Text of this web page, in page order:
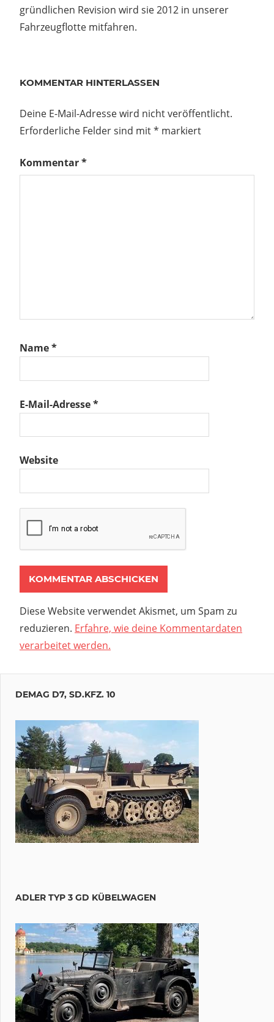
gründlichen Revision wird sie 2012 in unserer
Fahrzeugflotte mitfahren.
Beitragsnavigation
KOMMENTAR HINTERLASSEN
Deine E-Mail-Adresse wird nicht veröffentlicht.
Erforderliche Felder sind mit* markiert
Kommentar*
Name*
E-Mail-Adresse*
Website
Diese Website verwendet Akismet, um Spam zu
reduzieren. Erfahre, wie deine Kommentardaten
verarbeitet werden.
DEMAG D7, SD.KFZ. 10
ADLER TYP 3 GD KÜBELWAGEN